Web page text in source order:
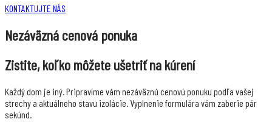
KONTAKTUJTE NÁS
Nezáväzná cenová ponuka
Zistite, koľko môžete ušetriť na kúrení
Každý dom je iný. Pripravíme vám nezáväznú cenovú ponuku podľa vašej
strechy a aktuálneho stavu izolácie. Vyplnenie formulára vám zaberie pár
sekúnd.